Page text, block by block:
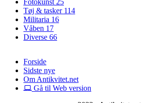
Fotokunst25
Tøj & tasker 114
Militaria 16
Våben 17
Diverse 66
Forside
Sidste nye
Om Antikvitet.net
Gå til Web version